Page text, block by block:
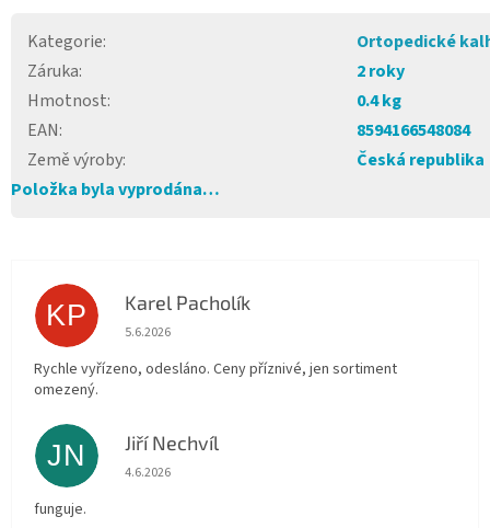
Kategorie:
Ortopedické
Záruka:
2 roky
Hmotnost:
0.4 kg
EAN:
8594166548084
Země výroby:
Česká republika
Položka byla vyprodána…
KP Karel Pacholík
Hodnocení obchodu je 4 z 5 hvězdiček.
5.6.2026
Rychle vyřízeno, odesláno. Ceny příznivé, jen sortiment
omezený.
JN Jiří Nechvíl
Hodnocení obchodu je 5 z 5 hvězdiček.
4.6.2026
funguje.